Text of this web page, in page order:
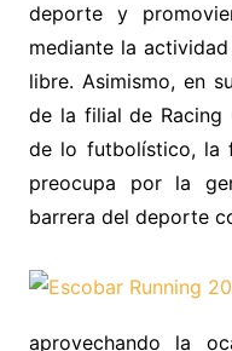
deporte y
mediante la
libre. Asimismo, en
de la filial de Racing
de lo futbolístico, la
preocupa por la
barrera del deporte
aprovechando la